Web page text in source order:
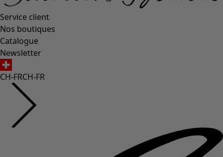
Service client
Nos boutiques
Catalogue
Newsletter
CH-FRCH-FR